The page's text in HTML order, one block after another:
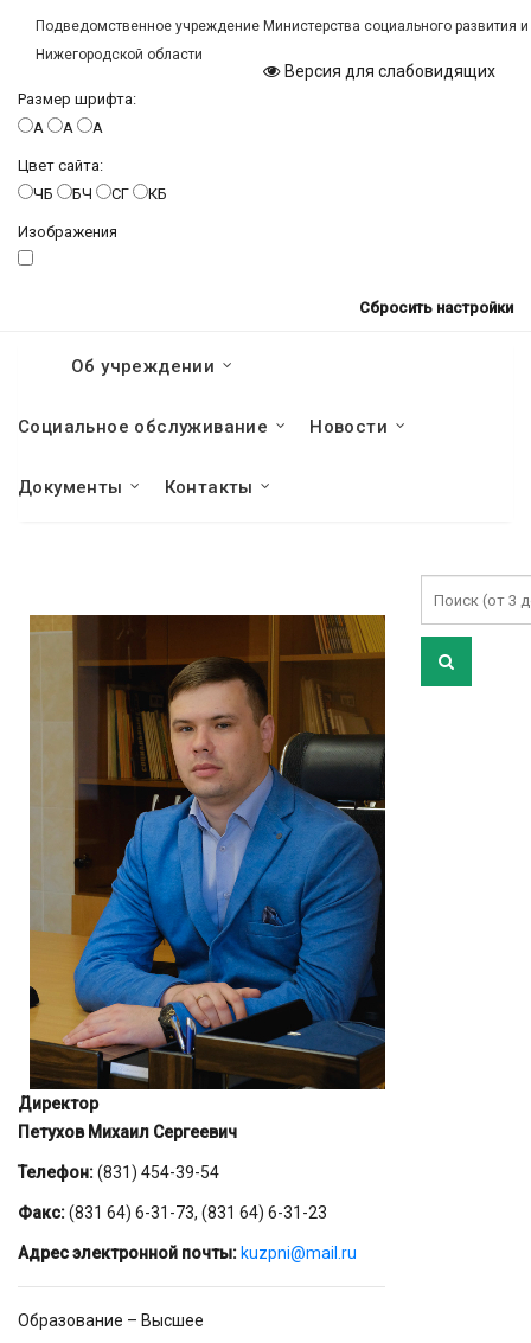
Подведомственное учреждение Министерства социального развития
Нижегородской области
Версия для слабовидящих
Размер шрифта:
A
A A
Цвет сайта:
ЧБ
БЧ СГ КБ
Изображения
Сбросить настройки
Об учреждении
Социальное обслуживание Новости
Документы Контакты
Директор
Петухов Михаил Сергеевич
Телефон:(831) 454-39-54
Факс:(831 64) 6-31-73, (831 64) 6-31-23
Адрес электронной почты: kuzpni@mail.ru
Образование – Высшее